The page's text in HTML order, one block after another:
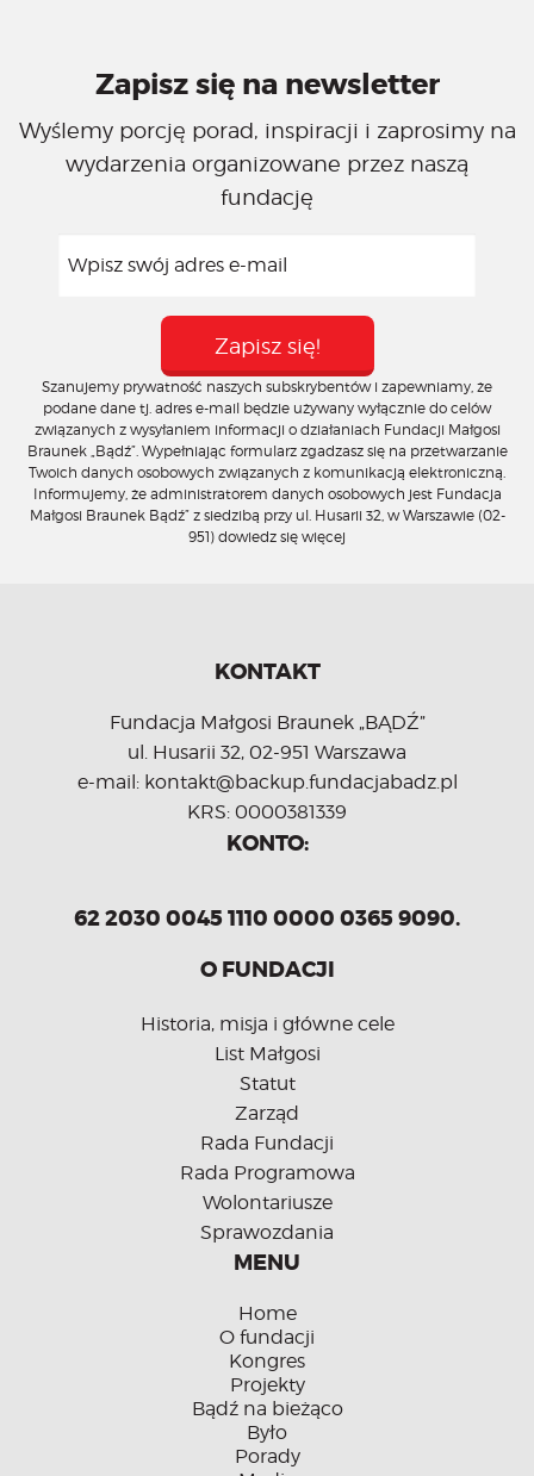
Zapisz się na newsletter
Wyślemy porcję porad, inspiracji i zaprosimy na
wydarzenia organizowane przez naszą
fundację
Szanujemy prywatność naszych subskrybentów i zapewniamy, że
podane dane tj. adres e-mail będzie używany wyłącznie do celów
związanych z wysyłaniem informacji o działaniach Fundacji Małgosi
Braunek „Bądź”. Wypełniając formularz zgadzasz się na przetwarzanie
Twoich danych osobowych związanych z komunikacją elektroniczną.
Informujemy, że administratorem danych osobowych jest Fundacja
Małgosi Braunek Bądź” z siedzibą przy ul. Husarii 32, w Warszawie (02-
951) dowiedz się więcej
KONTAKT
Fundacja Małgosi Braunek „BĄDŹ”
ul. Husarii 32, 02-951 Warszawa
e-mail: kontakt@backup.fundacjabadz.pl
KRS: 0000381339
KONTO:
62 2030 0045 1110 0000 0365 9090.
O FUNDACJI
Historia, misja i główne cele
List Małgosi
Statut
Zarząd
Rada Fundacji
Rada Programowa
Wolontariusze
Sprawozdania
MENU
Home
O fundacji
Kongres
Projekty
Bądź na bieżąco
Było
Porady